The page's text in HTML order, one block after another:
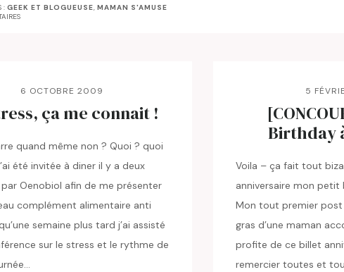
: GEEK ET BLOGUEUSE, MAMAN S'AMUSE
6 OCTOBRE 2009
ça me connait !
quand même non ? Quoi ? quoi
été invitée à diner il y a deux
Oenobiol afin de me présenter
complément alimentaire anti
semaine plus tard j’ai assisté
sur le stress et le rythme de
5
Birthday
Voila – ça fait tout
anniversaire mon petit
Mon tout premier post
gras d’une maman
profite de ce billet
remercier toutes et